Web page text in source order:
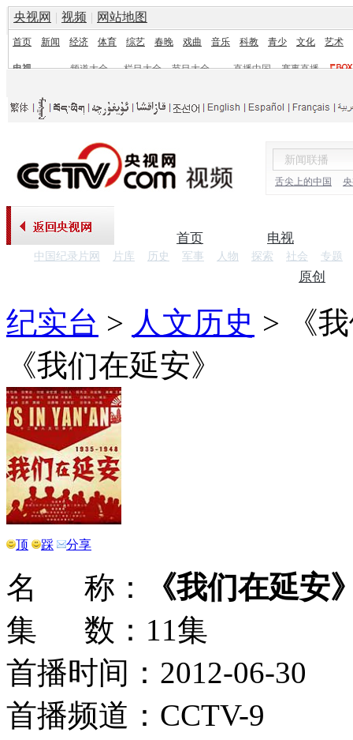
央视网 | 视频 | 网站地图
首页 新闻 经济 体育 综艺 春晚 戏曲 音乐 科教 青少 文化 艺术
电视 频道大全 栏目大全 节目大全 直播中国
赛事直播
舌尖上的中国
首页 电视
中国纪录片网 片库 历史 军事 人物 探索 社会 专题
原创
纪实台 > 人文历史 >
《
《我们在延安》
顶 踩 分享
名 称：
《我们在延安
集 数：11集
首播时间：2012-06-30
首播频道：CCTV-9